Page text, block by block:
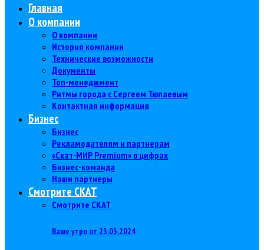
Главная
О компании
О компании
История компании
Технические возможности
Документы
Топ-менеджмент
Ритмы города с Сергеем Тюпаевым
Контактная информация
Бизнес
Бизнес
Рекламодателям и партнерам
«Скат-МИР Premium» в цифрах
Бизнес-команда
Наши партнеры
Смотрите СКАТ
Смотрите СКАТ
Ваше утро от 23.03.2024